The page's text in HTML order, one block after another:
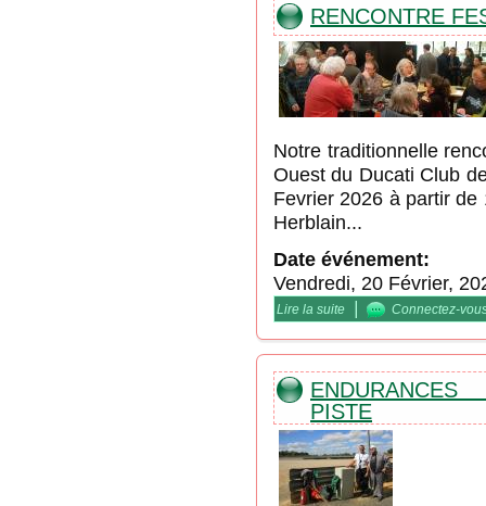
RENCONTRE
Notre traditionnelle
Ouest du Ducati Club
Fevrier 2026 à partir de
Herblain...
Date événement:
Vendredi, 20 Février,
Lire la suite de Rencontre Festive
Connectez-
PISTE